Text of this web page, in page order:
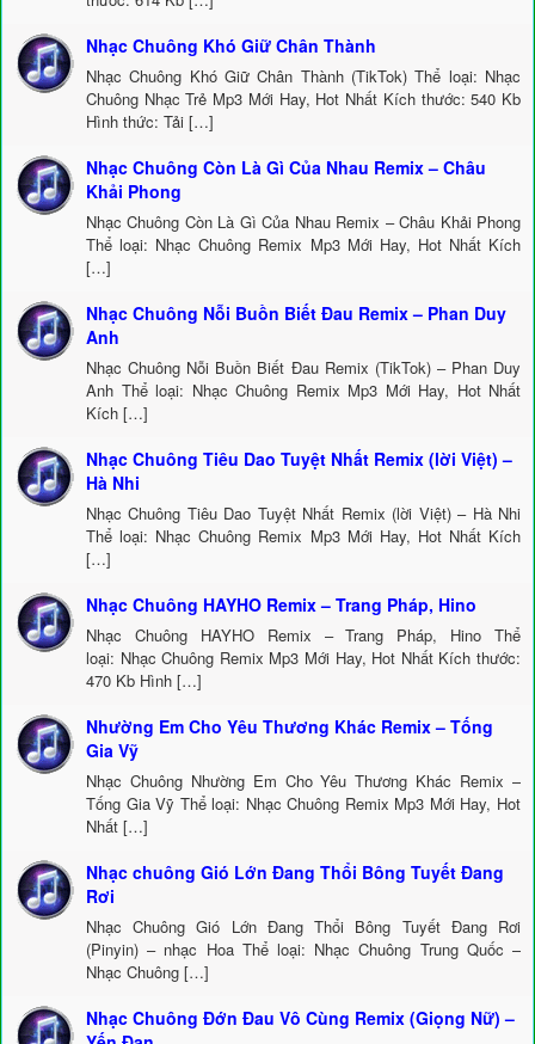
Nhạc Chuông Khó Giữ Chân Thành
Nhạc Chuông Khó Giữ Chân Thành (TikTok) Thể loại: Nhạc
Chuông Nhạc Trẻ Mp3 Mới Hay, Hot Nhất Kích thước: 540 Kb
Hình thức: Tải […]
Nhạc Chuông Còn Là Gì Của Nhau Remix – Châu
Khải Phong
Nhạc Chuông Còn Là Gì Của Nhau Remix – Châu Khải Phong
Thể loại: Nhạc Chuông Remix Mp3 Mới Hay, Hot Nhất Kích
[…]
Nhạc Chuông Nỗi Buồn Biết Đau Remix – Phan Duy
Anh
Nhạc Chuông Nỗi Buồn Biết Đau Remix (TikTok) – Phan Duy
Anh Thể loại: Nhạc Chuông Remix Mp3 Mới Hay, Hot Nhất
Kích […]
Nhạc Chuông Tiêu Dao Tuyệt Nhất Remix (lời Việt) –
Hà Nhi
Nhạc Chuông Tiêu Dao Tuyệt Nhất Remix (lời Việt) – Hà Nhi
Thể loại: Nhạc Chuông Remix Mp3 Mới Hay, Hot Nhất Kích
[…]
Nhạc Chuông HAYHO Remix – Trang Pháp, Hino
Nhạc Chuông HAYHO Remix – Trang Pháp, Hino Thể
loại: Nhạc Chuông Remix Mp3 Mới Hay, Hot Nhất Kích thước:
470 Kb Hình […]
Nhường Em Cho Yêu Thương Khác Remix – Tống
Gia Vỹ
Nhạc Chuông Nhường Em Cho Yêu Thương Khác Remix –
Tống Gia Vỹ Thể loại: Nhạc Chuông Remix Mp3 Mới Hay, Hot
Nhất […]
Nhạc chuông Gió Lớn Đang Thổi Bông Tuyết Đang
Rơi
Nhạc Chuông Gió Lớn Đang Thổi Bông Tuyết Đang Rơi
(Pinyin) – nhạc Hoa Thể loại: Nhạc Chuông Trung Quốc –
Nhạc Chuông […]
Nhạc Chuông Đớn Đau Vô Cùng Remix (Giọng Nữ) –